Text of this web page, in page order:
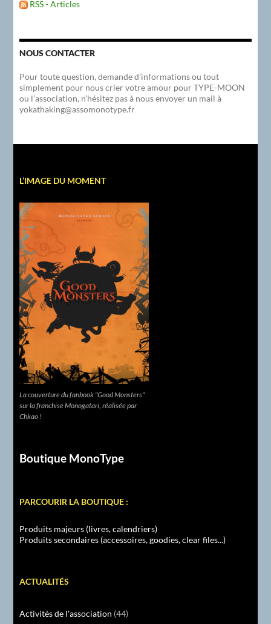
RSS - Articles
NOUS CONTACTER
Pour toute question, demande d’informations ou tout
simplement pour nous crier votre amour pour TYPE-MOON
ou l’association, n’hésitez pas à nous envoyer un mail à
yokathaking@assomonotype.fr
L’IMAGE DU MOMENT
La couverture du fanbook "Good Monsters"
sur la franchise Monogatari, réalisée par
Chkao !
Boutique MonoType
PARCOURIR LA BOUTIQUE :
Produits majeurs (livres, calendriers)
Produits secondaires (accessoires, goodies, clear files...)
ACTUALITÉS
Activités de l'association (44)